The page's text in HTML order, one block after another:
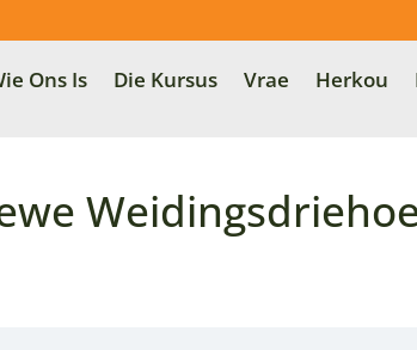
Ons Is Die Kursus Vrae Herkou